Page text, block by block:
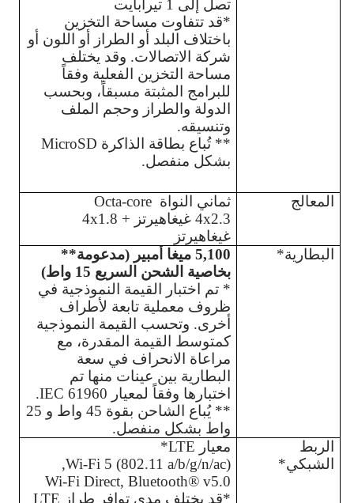
تصل إلى 1 تيرابايت
وتنسيقه.
بشكل منفصل.
المعالج
ثماني النواة  Octa-core
غيغاهيرتز
البطارية*
بخاصية الشحن السريع 15 واط)
اختبارها وفقاً لمعيار IEC 61960.
واط بشكل منفصل.
الشبكي*
معيار LTE*
Wi-Fi 5 (802.11 a/b/g/n/ac),
Wi-Fi Direct, Bluetooth® v5.0